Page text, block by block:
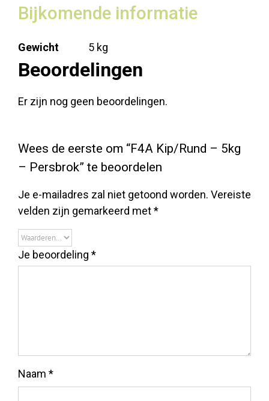
Bijkomende informatie
Gewicht 5 kg
Beoordelingen
Er zijn nog geen beoordelingen.
Wees de eerste om “F4A Kip/Rund – 5kg
– Persbrok” te beoordelen
Je e-mailadres zal niet getoond worden. Vereiste
velden zijn gemarkeerd met*
Je beoordeling *
Naam *